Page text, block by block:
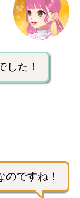
した！
のですね！